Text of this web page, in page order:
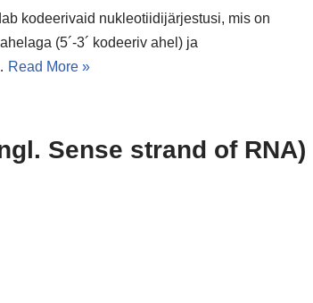
kodeerivaid nukleotiidijärjestusi, mis on
(5´-3´ kodeeriv ahel) ja
Read More »
Sense strand of RNA)